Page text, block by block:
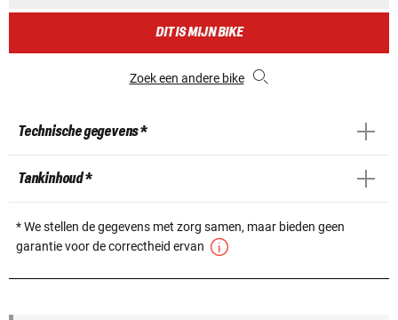
DIT IS MIJN BIKE
Zoek een andere bike
Technische gegevens *
Tankinhoud *
* We stellen de gegevens met zorg samen, maar bieden geen
garantie voor de correctheid ervan